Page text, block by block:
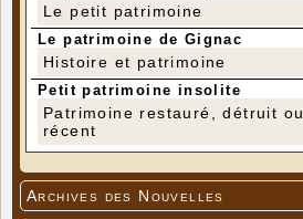
Le petit patrimoine
Le patrimoine de Gignac
Histoire et patrimoine
Petit patrimoine insolite
Patrimoine restauré, détruit ou
récent
Archives des Nouvelles